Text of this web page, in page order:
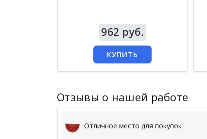
962 руб.
КУПИТЬ
Отзывы о нашей работе
Отличное место для покупок